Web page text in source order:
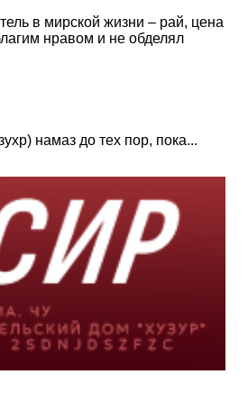
в мирской жизни – рай, цена
нравом и не обделял
намаз до тех пор, пока...